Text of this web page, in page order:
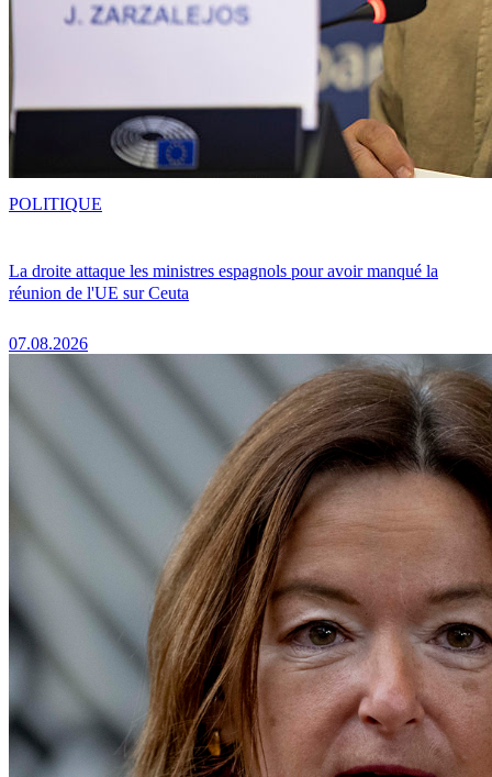
La droite attaque les ministres espagnols pour avoir manqué la
réunion de l'UE sur Ceuta
07.08.2026
POLITIQUE